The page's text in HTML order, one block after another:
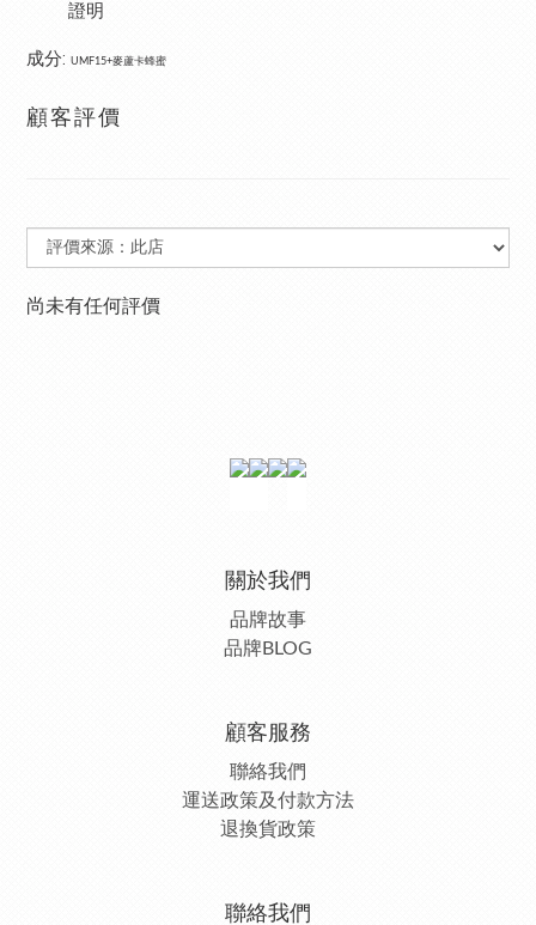
證明
成分: UMF15+麥蘆卡蜂蜜
顧客評價
尚未有任何評價
關於我們
品牌故事
品牌BLOG
顧客服務
聯絡我們
運送政策及付款方法
退換貨政策
聯絡我們